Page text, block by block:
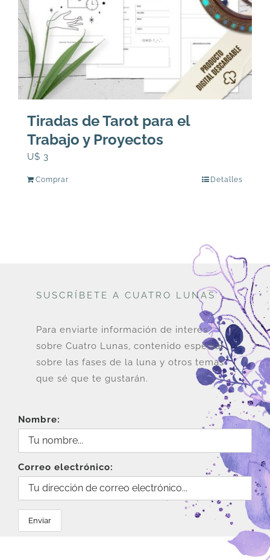
Tiradas de Tarot para el
Trabajo y Proyectos
U$ 3
Comprar Detalles
SUSCRÍBETE A CUATRO LUNAS
Para enviarte información de interés
sobre Cuatro Lunas, contenido especial
sobre las fases de la luna y otros temas
que sé que te gustarán.
Nombre:
Correo electrónico: